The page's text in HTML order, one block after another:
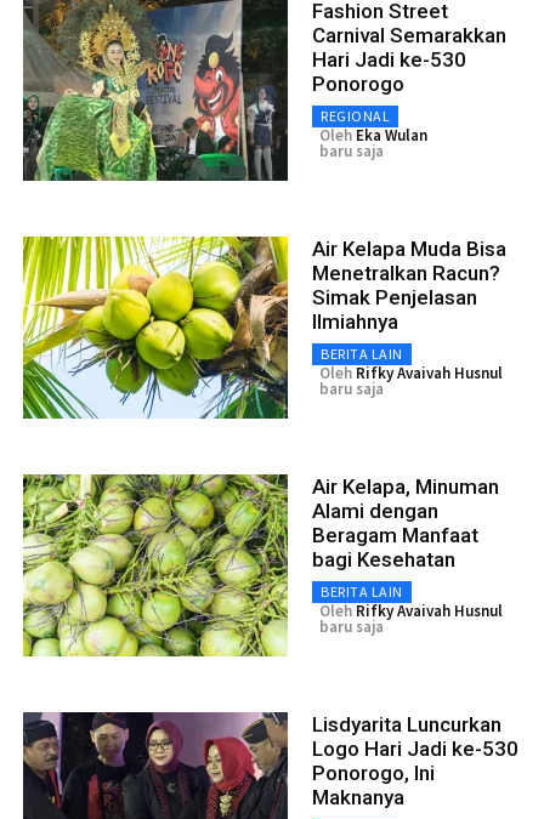
Fashion Street
Carnival Semarakkan
Hari Jadi ke-530
Ponorogo
REGIONAL
Oleh Eka Wulan
baru saja
Air Kelapa Muda Bisa
Menetralkan Racun?
Simak Penjelasan
Ilmiahnya
BERITA LAIN
Oleh Rifky Avaivah Husnul
baru saja
Air Kelapa, Minuman
Alami dengan
Beragam Manfaat
bagi Kesehatan
BERITA LAIN
Oleh Rifky Avaivah Husnul
baru saja
Lisdyarita Luncurkan
Logo Hari Jadi ke-530
Ponorogo, Ini
Maknanya